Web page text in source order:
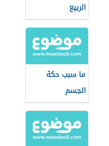
الربيع
ما سبب حكة
الجسم